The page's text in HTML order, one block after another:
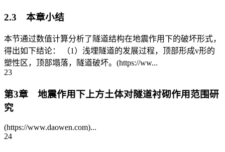
2.3 本章小结
本节通过数值计算分析了隧道结构在地震作用下的破坏形式，
得出如下结论： （1）浅埋隧道的发展过程，顶部形成v形的
塑性区，顶部塌落，隧道破坏。(https://ww...
23
第3章 地震作用下上方土体对隧道衬砌作用范围研
究
(https://www.daowen.com)...
24